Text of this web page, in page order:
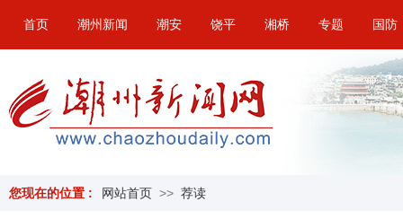
首页 潮州新闻 潮安 饶平 湘桥 专题 国防
您现在的位置 : 网站首页 >> 荐读